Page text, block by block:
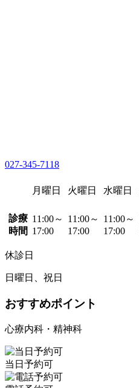
027-345-7118
月曜日 火曜日 水曜日
診療
時間
11:00～
17:00
11:00～
17:00
11:00～
17:00
休診日
日曜日、祝日
おすすめポイント
心療内科・精神科
当日予約可